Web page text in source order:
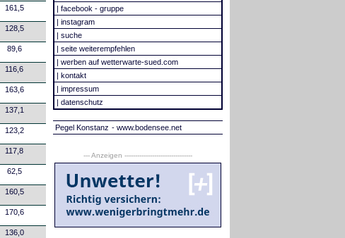
161,5
128,5
89,6
116,6
163,6
137,1
123,2
117,8
62,5
160,5
170,6
136,0
| facebook - gruppe
| instagram
| suche
| seite weiterempfehlen
| werben auf wetterwarte-sued.com
| kontakt
| impressum
| datenschutz
Pegel Konstanz - www.bodensee.net
--- Anzeigen --------------------------------